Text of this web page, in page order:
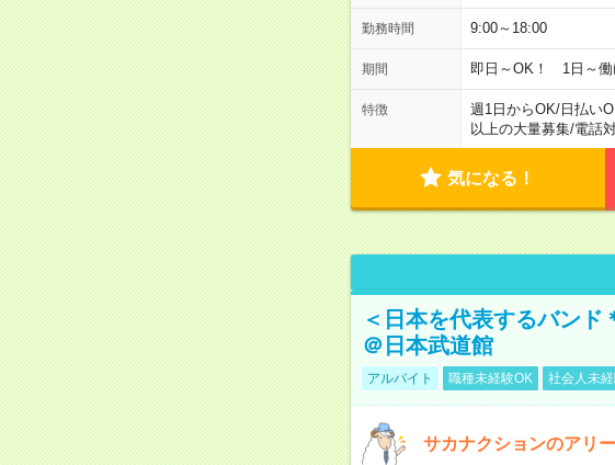
勤務時間 9:00～18:00
期間 即日～OK！ 1日～働
特徴 週1日からOK/日払い
以上の大量募集/電話
気になる！
＜日本を代表するバンド
＠日本武道館
アルバイト 職種未経験OK 社会人未
サカナクションのアリ